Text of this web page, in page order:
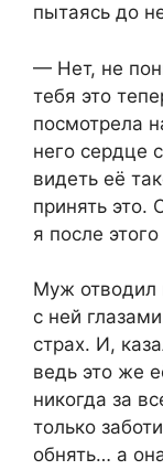
пытаясь до
— Нет, не
тебя это
посмотрела
него сердце
видеть её
принять
я после
Муж отводил
с ней
страх. И,
ведь это же
никогда за
только
обнять… а